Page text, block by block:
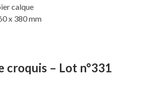
calque
x 380 mm
croquis – Lot n°331